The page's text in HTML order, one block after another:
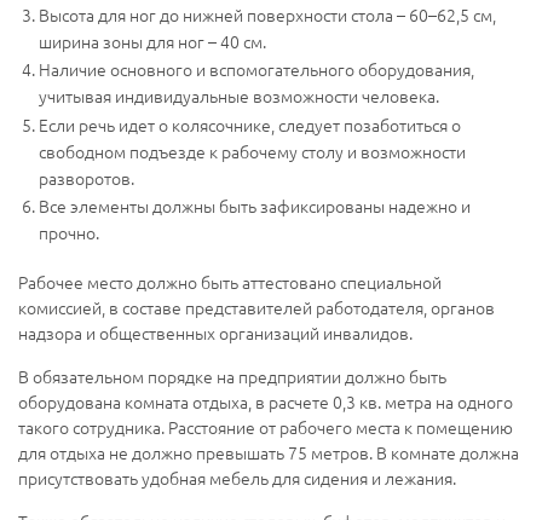
Высота для ног до нижней поверхности стола – 60–62,5 см,
ширина зоны для ног – 40 см.
Наличие основного и вспомогательного оборудования,
учитывая индивидуальные возможности человека.
Если речь идет о колясочнике, следует позаботиться о
свободном подъезде к рабочему столу и возможности
разворотов.
Все элементы должны быть зафиксированы надежно и
прочно.
Рабочее место должно быть аттестовано специальной
комиссией, в составе представителей работодателя, органов
надзора и общественных организаций инвалидов.
В обязательном порядке на предприятии должно быть
оборудована комната отдыха, в расчете 0,3 кв. метра на одного
такого сотрудника. Расстояние от рабочего места к помещению
для отдыха не должно превышать 75 метров. В комнате должна
присутствовать удобная мебель для сидения и лежания.